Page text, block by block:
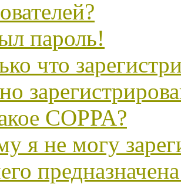
пароль!
что
COPPA?
я не могу